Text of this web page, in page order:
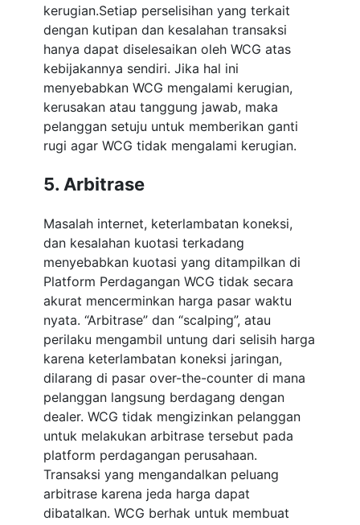
kerugian.Setiap perselisihan yang terkait
dengan kutipan dan kesalahan transaksi
hanya dapat diselesaikan oleh WCG atas
kebijakannya sendiri. Jika hal ini
menyebabkan WCG mengalami kerugian,
kerusakan atau tanggung jawab, maka
pelanggan setuju untuk memberikan ganti
rugi agar WCG tidak mengalami kerugian.
5. Arbitrase
Masalah internet, keterlambatan koneksi,
dan kesalahan kuotasi terkadang
menyebabkan kuotasi yang ditampilkan di
Platform Perdagangan WCG tidak secara
akurat mencerminkan harga pasar waktu
nyata. “Arbitrase” dan “scalping”, atau
perilaku mengambil untung dari selisih harga
karena keterlambatan koneksi jaringan,
dilarang di pasar over-the-counter di mana
pelanggan langsung berdagang dengan
dealer. WCG tidak mengizinkan pelanggan
untuk melakukan arbitrase tersebut pada
platform perdagangan perusahaan.
Transaksi yang mengandalkan peluang
arbitrase karena jeda harga dapat
dibatalkan. WCG berhak untuk membuat